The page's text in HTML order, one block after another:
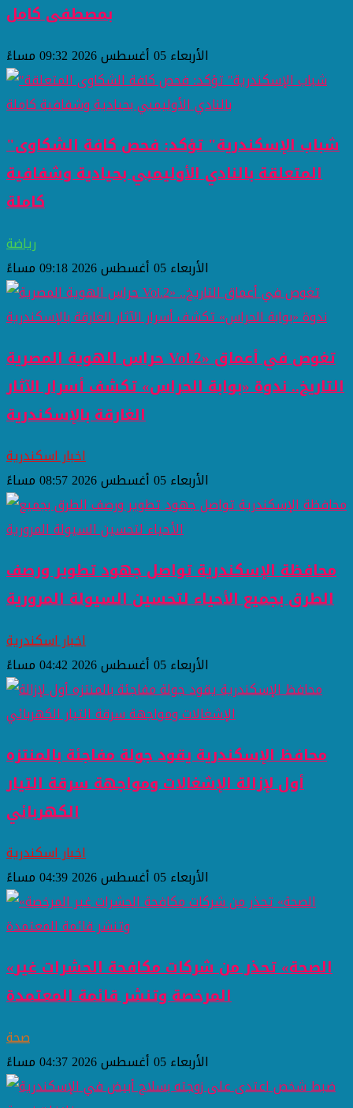
بمصطفى كامل
الأربعاء 05 أغسطس 2026 09:32 مساءً
"شباب الإسكندرية" تؤكد: فحص كافة الشكاوى
المتعلقة بالنادي الأوليمبي بحيادية وشفافية
كاملة
رياضة
الأربعاء 05 أغسطس 2026 09:18 مساءً
حراس الهوية المصرية Vol.2» تغوص في أعماق
التاريخ.. ندوة «بوابة الحراس» تكشف أسرار الآثار
الغارقة بالإسكندرية
اخبار اسكندرية
الأربعاء 05 أغسطس 2026 08:57 مساءً
محافظة الإسكندرية تواصل جهود تطوير ورصف
الطرق بجميع الأحياء لتحسين السيولة المرورية
اخبار اسكندرية
الأربعاء 05 أغسطس 2026 04:42 مساءً
محافظ الإسكندرية يقود جولة مفاجئة بالمنتزه
أول لإزالة الإشغالات ومواجهة سرقة التيار
الكهربائي
اخبار اسكندرية
الأربعاء 05 أغسطس 2026 04:39 مساءً
«الصحة» تحذر من شركات مكافحة الحشرات غير
المرخصة وتنشر قائمة المعتمدة
صحة
الأربعاء 05 أغسطس 2026 04:37 مساءً